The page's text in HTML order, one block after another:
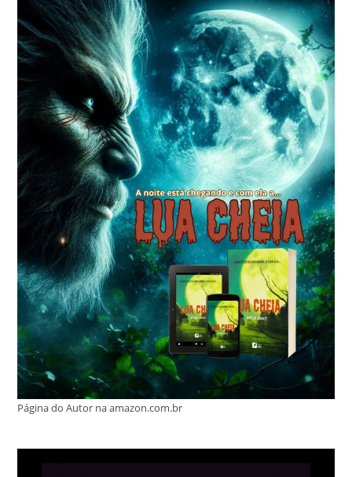
Página do Autor na amazon.com.br